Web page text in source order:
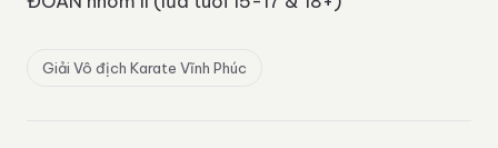
Giải Vô địch Karate Vĩnh Phúc